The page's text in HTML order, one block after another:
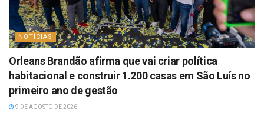
NOTÍCIAS
Orleans Brandão afirma que vai criar política
habitacional e construir 1.200 casas em São Luís no
primeiro ano de gestão
9 DE AGOSTO DE 2026